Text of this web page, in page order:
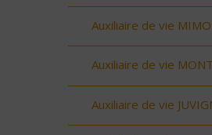
Auxiliaire de vie
Auxiliaire de vie
Auxiliaire de vie